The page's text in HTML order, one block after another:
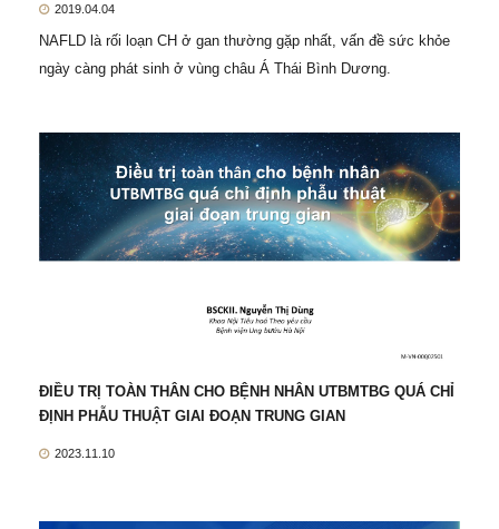
2019.04.04
NAFLD là rối loạn CH ở gan thường gặp nhất, vấn đề sức khỏe
ngày càng phát sinh ở vùng châu Á Thái Bình Dương.
ĐIỀU TRỊ TOÀN THÂN CHO BỆNH NHÂN UTBMTBG QUÁ CHỈ
ĐỊNH PHẪU THUẬT GIAI ĐOẠN TRUNG GIAN
2023.11.10